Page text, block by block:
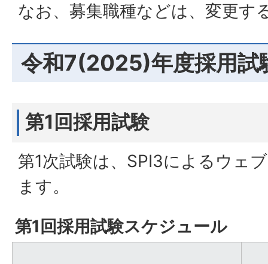
なお、募集職種などは、変更す
令和7(2025)年度採用試
第1回採用試験
第1次試験は、SPI3によるウェ
ます。
第1回採用試験スケジュール